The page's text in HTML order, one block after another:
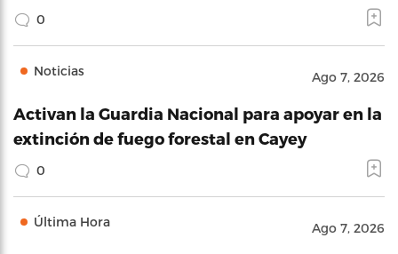
0
Noticias Ago 7, 2026
Activan la Guardia Nacional para apoyar en la
extinción de fuego forestal en Cayey
0
Última Hora Ago 7, 2026